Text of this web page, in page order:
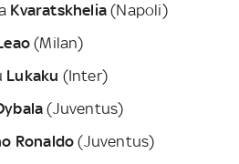
Kvaratskhelia (Napoli)
(Milan)
Lukaku (Inter)
(Juventus)
Ronaldo (Juventus)